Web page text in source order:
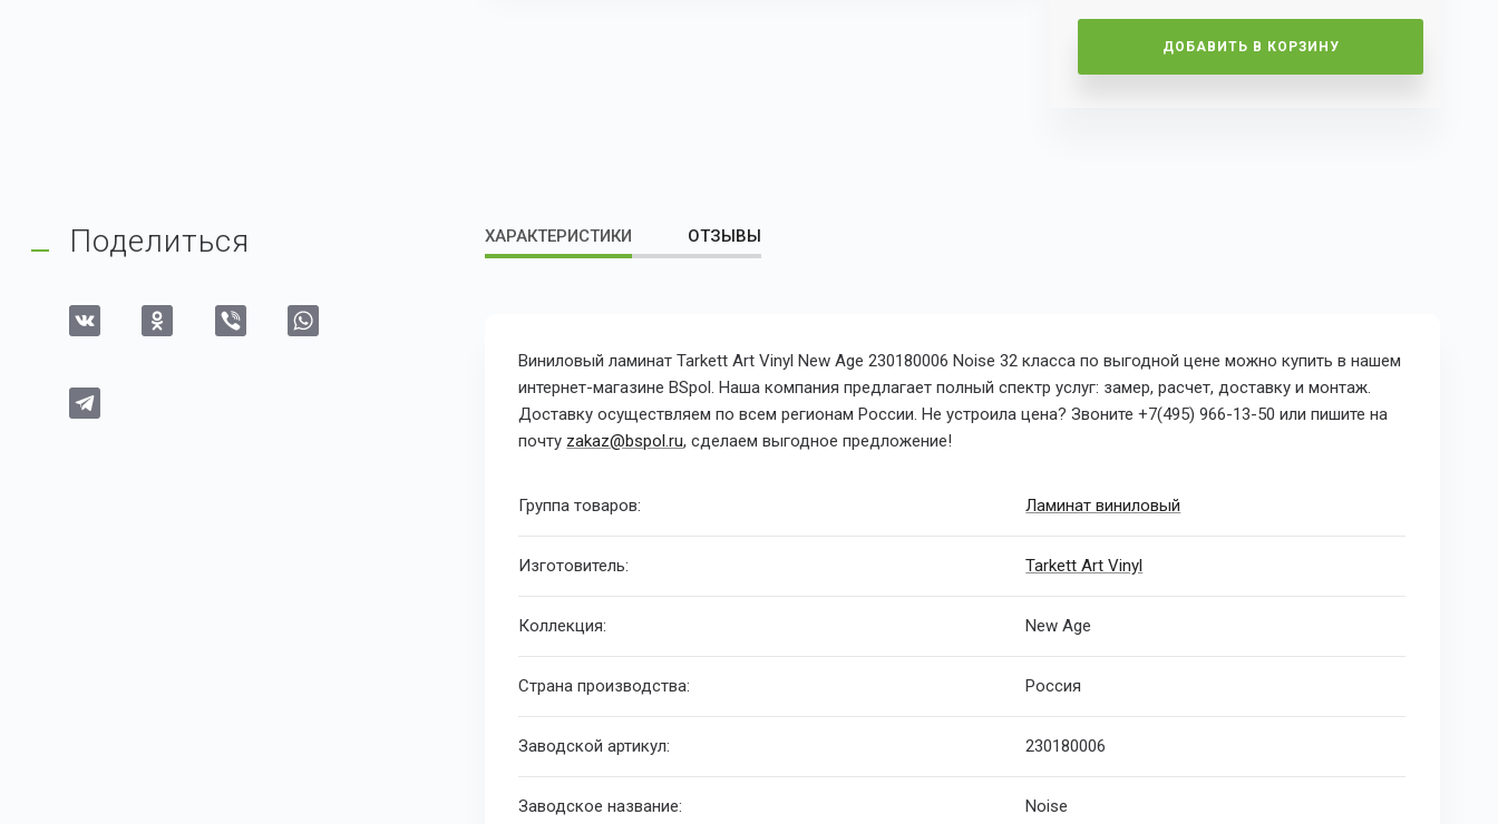
ДОБАВИТЬ В КОРЗИНУ
ХАРАКТЕРИСТИКИ ОТЗЫВЫ
Виниловый ламинат Tarkett Art Vinyl New Age 230180006 Noise 32 класса по выгодной цене можно купить в нашем
интернет-магазине BSpol. Наша компания предлагает полный спектр услуг: замер, расчет, доставку и монтаж.
Доставку осуществляем по всем регионам России. Не устроила цена? Звоните +7(495) 966-13-50 или пишите на
почту zakaz@bspol.ru, сделаем выгодное предложение!
Группа товаров: Ламинат виниловый
Изготовитель: Tarkett Art Vinyl
Коллекция: New Age
Страна производства: Россия
Заводской артикул: 230180006
Заводское название: Noise
Поделиться